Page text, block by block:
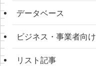
データベース
ビジネス・事業者向け
リスト記事